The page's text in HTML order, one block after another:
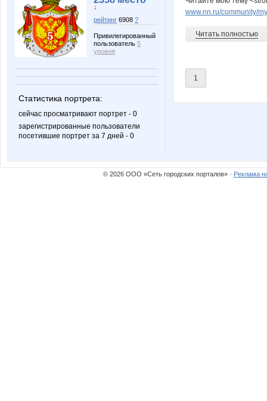
↓
рейтинг 6908 ?
Привилегированный
пользователь 5
уровня
Статистика портрета:
сейчас просматривают портрет - 0
зарегистрированные пользователи
посетившие портрет за 7 дней - 0
Knita Kozi
www.nn.ru/community/
Читать полностью
1
© 2026 ООО «Сеть городских порталов» · Реклама